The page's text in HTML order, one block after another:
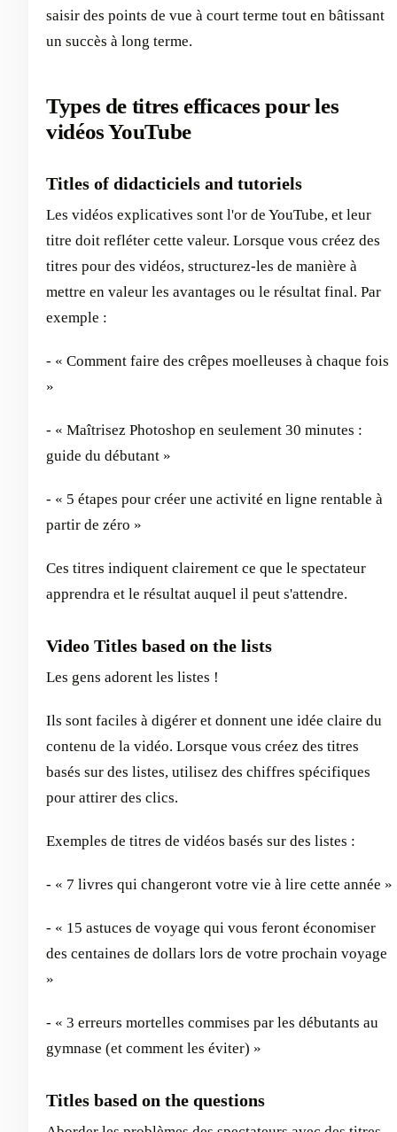
saisir des points de vue à court terme tout en bâtissant
un succès à long terme.
Types de titres efficaces pour les
vidéos YouTube
Titles of didacticiels and tutoriels
Les vidéos explicatives sont l'or de YouTube, et leur
titre doit refléter cette valeur. Lorsque vous créez des
titres pour des vidéos, structurez-les de manière à
mettre en valeur les avantages ou le résultat final. Par
exemple :
- « Comment faire des crêpes moelleuses à chaque fois
»
- « Maîtrisez Photoshop en seulement 30 minutes :
guide du débutant »
- « 5 étapes pour créer une activité en ligne rentable à
partir de zéro »
Ces titres indiquent clairement ce que le spectateur
apprendra et le résultat auquel il peut s'attendre.
Video Titles based on the lists
Les gens adorent les listes !
Ils sont faciles à digérer et donnent une idée claire du
contenu de la vidéo. Lorsque vous créez des titres
basés sur des listes, utilisez des chiffres spécifiques
pour attirer des clics.
Exemples de titres de vidéos basés sur des listes :
- « 7 livres qui changeront votre vie à lire cette année »
- « 15 astuces de voyage qui vous feront économiser
des centaines de dollars lors de votre prochain voyage
»
- « 3 erreurs mortelles commises par les débutants au
gymnase (et comment les éviter) »
Titles based on the questions